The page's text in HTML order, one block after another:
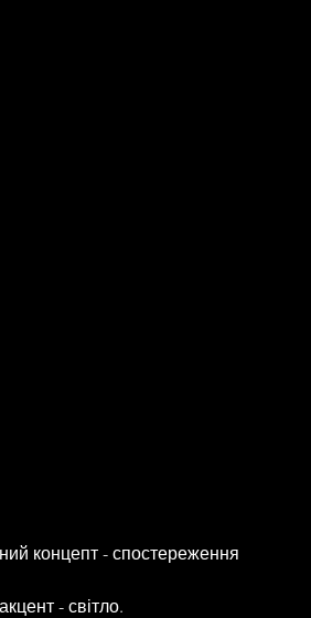
концепт - спостереження
- світло.